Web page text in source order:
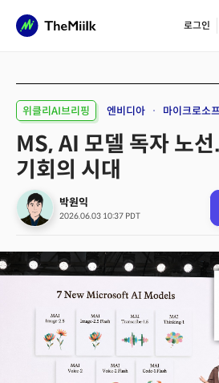
로그인
위클리AI브리핑 엔비디아 마이크로소
MS, AI 모델 독자 노
기회의 시대
박원익
2026.06.03 10:37 PDT